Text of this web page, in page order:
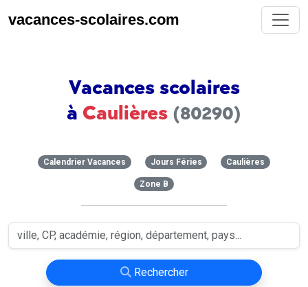
vacances-scolaires.com
Vacances scolaires
à Caulières (80290)
Calendrier Vacances Jours Féries Caulières
Zone B
Rechercher